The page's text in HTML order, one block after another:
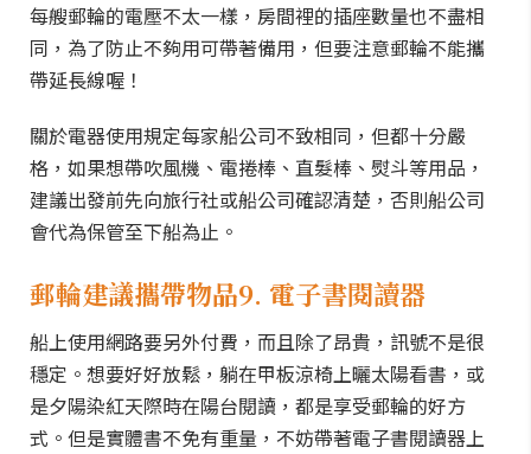
每艘郵輪的電壓不太一樣，房間裡的插座數量也不盡相
同，為了防止不夠用可帶著備用，但要注意郵輪不能攜
帶延長線喔！
關於電器使用規定每家船公司不致相同，但都十分嚴
格，如果想帶吹風機、電捲棒、直髮棒、熨斗等用品，
建議出發前先向旅行社或船公司確認清楚，否則船公司
會代為保管至下船為止。
郵輪建議攜帶物品9. 電子書閱讀器
船上使用網路要另外付費，而且除了昂貴，訊號不是很
穩定。想要好好放鬆，躺在甲板涼椅上曬太陽看書，或
是夕陽染紅天際時在陽台閱讀，都是享受郵輪的好方
式。但是實體書不免有重量，不妨帶著電子書閱讀器上